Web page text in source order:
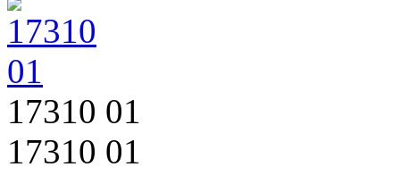
17310 01
17310 01